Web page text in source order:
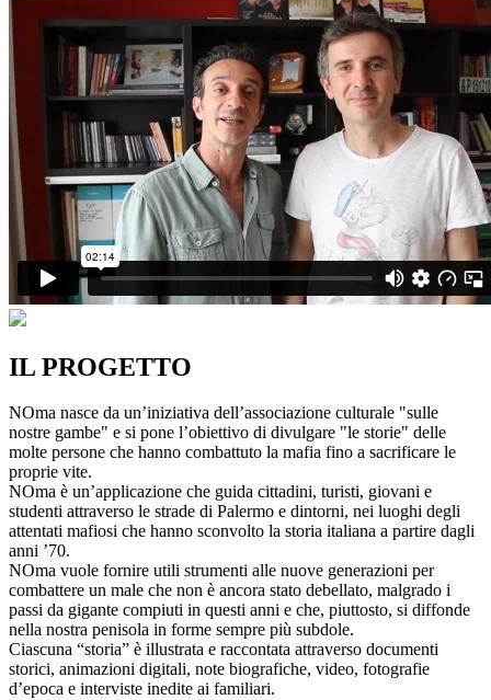
IL PROGETTO
NOma nasce da un’iniziativa dell’associazione culturale "sulle
nostre gambe" e si pone l’obiettivo di divulgare "le storie" delle
molte persone che hanno combattuto la mafia fino a sacrificare le
proprie vite.
NOma è un’applicazione che guida cittadini, turisti, giovani e
studenti attraverso le strade di Palermo e dintorni, nei luoghi degli
attentati mafiosi che hanno sconvolto la storia italiana a partire dagli
anni ’70.
NOma vuole fornire utili strumenti alle nuove generazioni per
combattere un male che non è ancora stato debellato, malgrado i
passi da gigante compiuti in questi anni e che, piuttosto, si diffonde
nella nostra penisola in forme sempre più subdole.
Ciascuna “storia” è illustrata e raccontata attraverso documenti
storici, animazioni digitali, note biografiche, video, fotografie
d’epoca e interviste inedite ai familiari.